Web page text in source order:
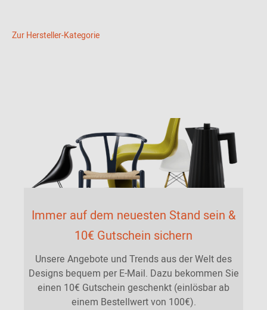
Zur Hersteller-Kategorie
Immer auf dem neuesten Stand sein &
10€ Gutschein sichern
Unsere Angebote und Trends aus der Welt des
Designs bequem per E-Mail. Dazu bekommen Sie
einen 10€ Gutschein geschenkt (einlösbar ab
einem Bestellwert von 100€).